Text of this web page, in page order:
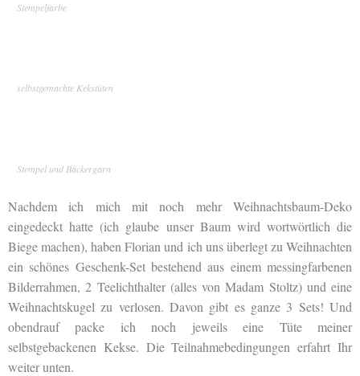
Stempelfarbe
selbstgemachte Kekstüten
Stempel und Bäckergarn
Nachdem ich mich mit noch mehr Weihnachtsbaum-Deko
eingedeckt hatte (ich glaube unser Baum wird wortwörtlich die
Biege machen), haben Florian und ich uns überlegt zu Weihnachten
ein schönes Geschenk-Set bestehend aus einem messingfarbenen
Bilderrahmen, 2 Teelichthalter (alles von Madam Stoltz) und eine
Weihnachtskugel zu verlosen. Davon gibt es ganze 3 Sets! Und
obendrauf packe ich noch jeweils eine Tüte meiner
selbstgebackenen Kekse. Die Teilnahmebedingungen erfahrt Ihr
weiter unten.